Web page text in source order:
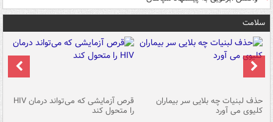
سلامت
حذف لبنیات چه بلایی سر بیماران
کلیوی می آورد
قرص آزمایشی که می‌تواند درمان HIV
را متحول کند